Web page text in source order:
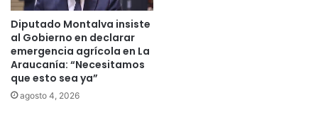
Diputado Montalva insiste
al Gobierno en declarar
emergencia agrícola en La
Araucanía: “Necesitamos
que esto sea ya”
agosto 4, 2026